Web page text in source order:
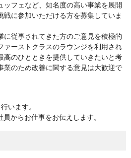
ッフェなど、知名度の高い事業を展開
戦に参加いただける方を募集していま
に従事されてきた方のご意見を積極的
ァーストクラスのラウンジを利用され
高のひとときを提供していきたいと考
業のため改善に関する意見は大歓迎で
います。
からお仕事をお伝えします。